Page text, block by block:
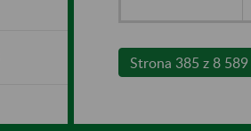
Strona 385 z 8 589